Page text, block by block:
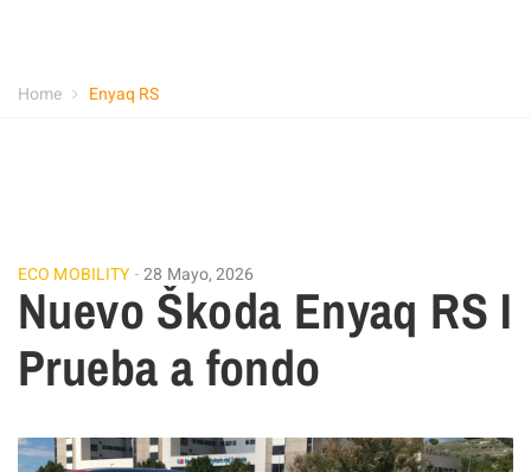
Home Enyaq RS
ECO MOBILITY 28 Mayo, 2026
Nuevo Škoda Enyaq RS I
Prueba a fondo